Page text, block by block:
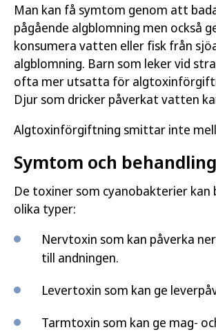
Man kan få symtom genom att
pågående algblomning men också
konsumera vatten eller fisk från
algblomning. Barn som leker vid
ofta mer utsatta för
Djur som dricker påverkat vatten
Algtoxinförgiftning smittar inte
Symtom och behandling
De toxiner som cyanobakterier kan
olika typer:
Nervtoxin som kan påverka
till andningen.
Levertoxin som kan ge
Tarmtoxin som kan ge mag-